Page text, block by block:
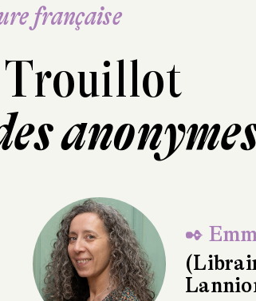
française
✒